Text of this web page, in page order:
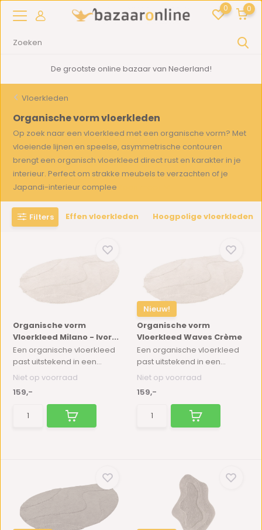
0 0
2000m2showroom in
Vloerkleden
Organische vorm vloerkleden
Op zoek naar een vloerkleed met een organische vorm? Met
vloeiende lijnen en speelse, asymmetrische contouren
brengt een organisch vloerkleed direct rust en karakter in je
interieur. Perfect om strakke meubels te verzachten of je
Japandi-interieur complee
Filters Effen vloerkleden Hoogpolige vloerkleden
Organische vorm
Vloerkleed Milano - Ivor...
Een organische vloerkleed
past uitstekend in een...
Niet op voorraad
159,-
Nieuw!
Organische vorm
Vloerkleed Waves Crème
Een organische vloerkleed
past uitstekend in een...
Niet op voorraad
159,-